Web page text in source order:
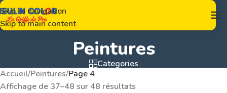
Skip to navigation
Skip to main content
Peintures
Categories
Accueil/Peintures/Page 4
Affichage de 37–48 sur 48 résultats